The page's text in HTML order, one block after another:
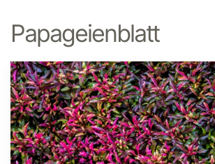
Papageienblatt